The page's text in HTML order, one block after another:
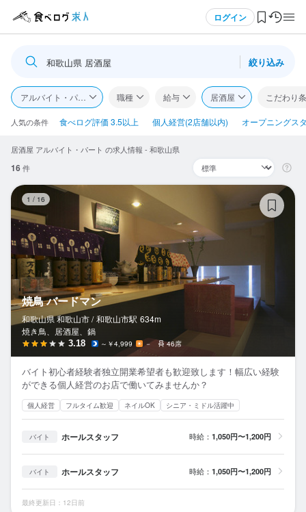
ログイン
ログイン・無料会員登録
食べログ求人TOP
求人検索
閲覧履歴
気になる求人
検索履歴・保存した条件
応募履歴
WEB履歴書
スカウト・メルマガ受信設定
ヘルプ・お問い合わせフォーム
掲載をご検討の店舗様へ
プライバシーポリシー
和歌山県 居酒屋 絞り込み
アルバイト・パート 職種 給与 居酒屋 こだわり
人気の条件 食べログ評価 3.5以上 個人経営(2店舗以内) オープニングス
居酒屋 アルバイト・パート の求人情報 - 和歌山県
16件
1 / 16
焼鳥 バードマン
和歌山県 和歌山市 / 和歌山市駅 634m
焼き鳥、居酒屋、鍋
3.18 ～￥4,999 － 46席
バイト初心者経験者独立開業希望者も歓迎致します！幅広い経験
ができる個人経営のお店で働いてみませんか？
個人経営 フルタイム歓迎 ネイルOK シニア・ミドル活躍中
バイト ホールスタッフ 時給： 1,050円〜1,200円
バイト ホールスタッフ 時給： 1,050円〜1,200円
最終更新日：12日前